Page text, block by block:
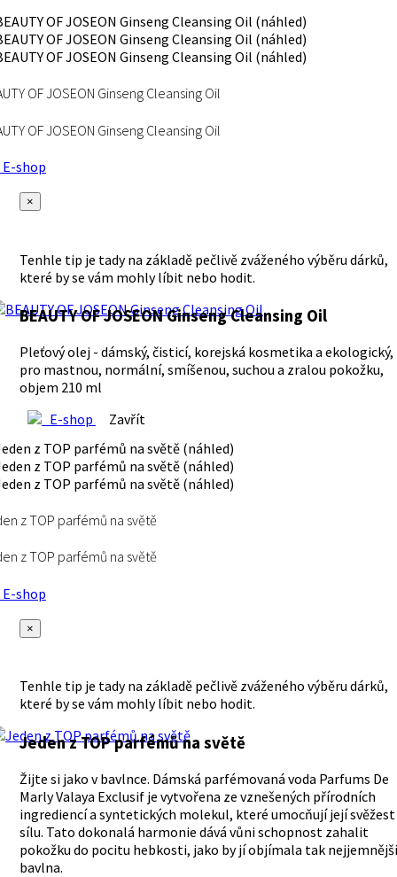
OF JOSEON Ginseng Cleansing Oil
OF JOSEON Ginseng Cleansing Oil
shop
×
Tenhle tip je tady na základě pečlivě zváženého výběru dárků,
které by se vám mohly líbit nebo hodit.
BEAUTY OF JOSEON Ginseng Cleansing Oil
Pleťový olej - dámský, čisticí, korejská kosmetika a ekologický,
pro mastnou, normální, smíšenou, suchou a zralou pokožku,
objem 210 ml
E-shop
Zavřít
z TOP parfémů na světě
z TOP parfémů na světě
shop
×
Tenhle tip je tady na základě pečlivě zváženého výběru dárků,
které by se vám mohly líbit nebo hodit.
Jeden z TOP parfémů na světě
Žijte si jako v bavlnce. Dámská parfémovaná voda Parfums De
Marly Valaya Exclusif je vytvořena ze vznešených přírodních
ingrediencí a syntetických molekul, které umocňují její svěžest
sílu. Tato dokonalá harmonie dává vůni schopnost zahalit
pokožku do pocitu hebkosti, jako by jí objímala tak nejjemnější
bavlna.